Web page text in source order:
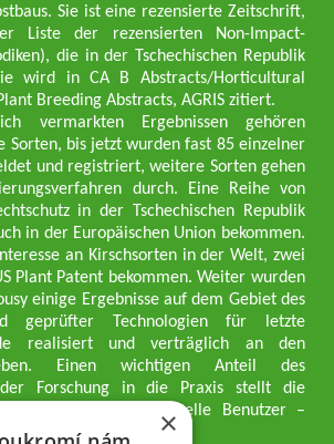
Sie ist eine rezensierte Zeitschrift,
Liste der rezensierten Non-Impact-
die in der Tschechischen Republik
wird in CA B Abstracts/Horticultural
Breeding Abstracts, AGRIS zitiert.
vermarkten Ergebnissen gehören
Sorten, bis jetzt wurden fast 85 einzelner
und registriert, weitere Sorten gehen
durch. Eine Reihe von
in der Tschechischen Republik
in der Europäischen Union bekommen.
an Kirschsorten in der Welt, zwei
Plant Patent bekommen. Weiter wurden
einige Ergebnisse auf dem Gebiet des
geprüfter Technologien für letzte
realisiert und verträglich an den
Einen wichtigen Anteil des
der Forschung in die Praxis stellt die
dar, die an professionelle Benutzer –
übergeben wird.
×